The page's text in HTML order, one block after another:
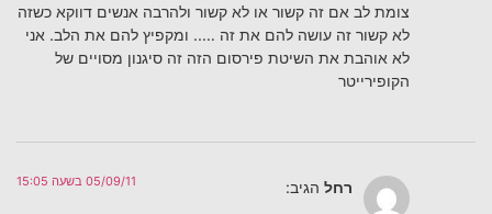
צומת לב אם זה קשור או לא קשור ולהרבה אנשים דווקא כשזה
לא קשור זה עושה להם את זה ….. ומקפיץ להם את הלב. אני
לא אוהבת את השיטת פירסום הזה זה סיגנון מסויים של
הקופירייטר
רחל הגיב: 05/09/11 בשעה 15:05